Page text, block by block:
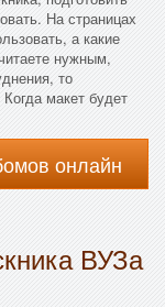
На страницах
а какие
нужным,
то
макет будет
онлайн
ВУЗа